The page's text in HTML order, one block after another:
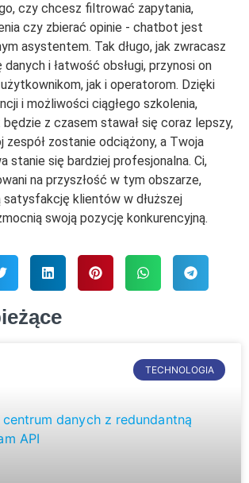
czy chcesz filtrować zapytania,
czy zbierać opinie - chatbot jest
asystentem. Tak długo, jak zwracasz
i łatwość obsługi, przynosi on
jak i operatorom. Dzięki
i możliwości ciągłego szkolenia,
z czasem stawał się coraz lepszy,
zostanie odciążony, a Twoja
stanie się bardziej profesjonalna. Ci,
na przyszłość w tym obszarze,
satysfakcję klientów w dłuższej
swoją pozycję konkurencyjną.
TECHNOLOGIA